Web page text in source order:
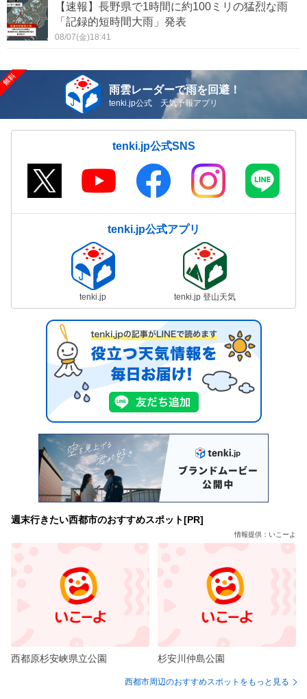
【速報】長野県で1時間に約100ミリの猛烈な雨
「記録的短時間大雨」発表
08/07(金)18:41
雨雲レーダーで雨を回避！
tenki.jp公式 天気予報アプリ
tenki.jp公式SNS
tenki.jp公式アプリ
tenki.jp tenki.jp 登山天気
週末行きたい西都市のおすすめスポット[PR]
情報提供：いこーよ
西都原杉安峡県立公園 杉安川仲島公園
西都市周辺のおすすめスポットをもっと見る